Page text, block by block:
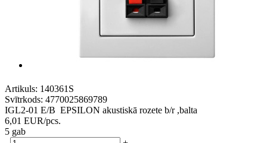
Artikuls: 140361S
Svītrkods: 4770025869789
IGL2-01 E/B EPSILON akustiskā rozete b/r ,balta
6,01 EUR/pcs.
5 gab